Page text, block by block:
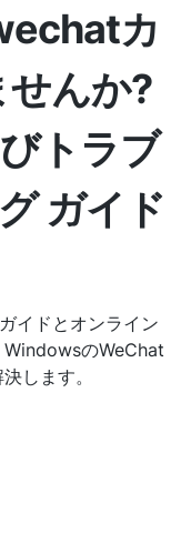
カ
んか?
トラブ
ガイド
イドとオンライン
WindowsのWeChat
します。